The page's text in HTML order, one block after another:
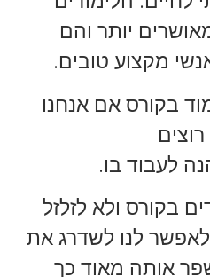
יותר והם
מקצוע טובים.
בקורס אם אנחנו
לעבוד בו.
בקורס ולא לזלזל
לאפשר לנו לשדרג את
אותה מאוד כך